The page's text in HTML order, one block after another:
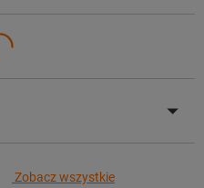
Zobacz wszystkie